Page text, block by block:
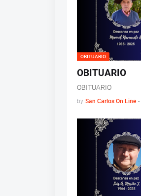
OBITUARIO
OBITUARIO
OBITUARIO
by San Carlos On Line -